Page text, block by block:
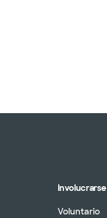
Involucrarse
Voluntario